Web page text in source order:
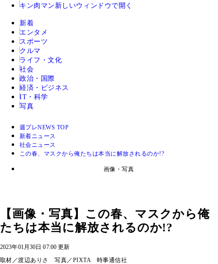
キン肉マン 新しいウィンドウで開く
新着
エンタメ
スポーツ
クルマ
ライフ・文化
社会
政治・国際
経済・ビジネス
IT・科学
写真
週プレNEWS TOP
新着ニュース
社会ニュース
この春、マスクから俺たちは本当に解放されるのか!?
画像・写真
【画像・写真】この春、マスクから俺
たちは本当に解放されるのか!?
2023年01月30日 07:00 更新
取材／渡辺ありさ 写真／PIXTA 時事通信社